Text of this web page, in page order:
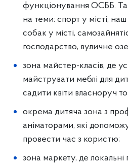
функціонування ОСББ.
на теми: спорт у місті, наш
собак у місті,
господарство, вуличне
зона майстер-класів, де
майструвати меблі для
садити квіти власноруч
окрема дитяча зона з
аніматорами, які
провести час з користю;
зона маркету, де локальні